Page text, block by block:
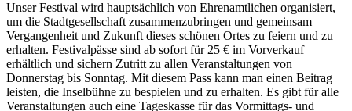
Unser Festival wird hauptsächlich von Ehrenamtlichen organisiert,
um die Stadtgesellschaft zusammenzubringen und gemeinsam
Vergangenheit und Zukunft dieses schönen Ortes zu feiern und zu
erhalten. Festivalpässe sind ab sofort für 25 € im Vorverkauf
erhältlich und sichern Zutritt zu allen Veranstaltungen von
Donnerstag bis Sonntag. Mit diesem Pass kann man einen Beitrag
leisten, die Inselbühne zu bespielen und zu erhalten. Es gibt für alle
Veranstaltungen auch eine Tageskasse für das Vormittags- und